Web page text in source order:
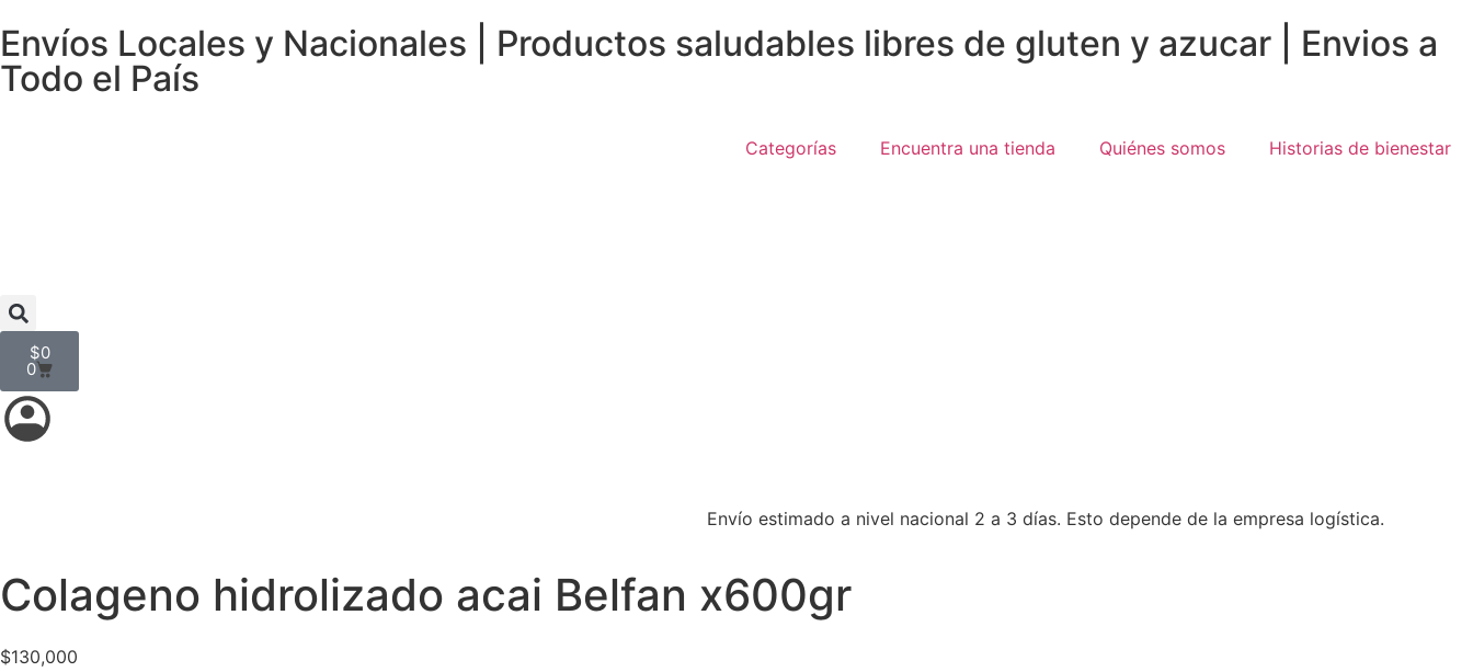
Envíos Locales y Nacionales | Productos saludables libres de gluten y azucar | Envios a
Todo el País
Categorías Encuentra una tienda Quiénes somos Historias de bienestar
$0
0
Envío estimado a nivel nacional 2 a 3 días. Esto depende de la empresa logística.
Colageno hidrolizado acai Belfan x600gr
$130,000